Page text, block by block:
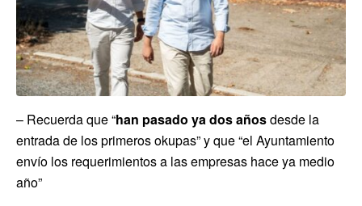
– Recuerda que “han pasado ya dos añosdesde la
entrada de los primeros okupas” y que “el Ayuntamiento
envío los requerimientos a las empresas hace ya medio
año”